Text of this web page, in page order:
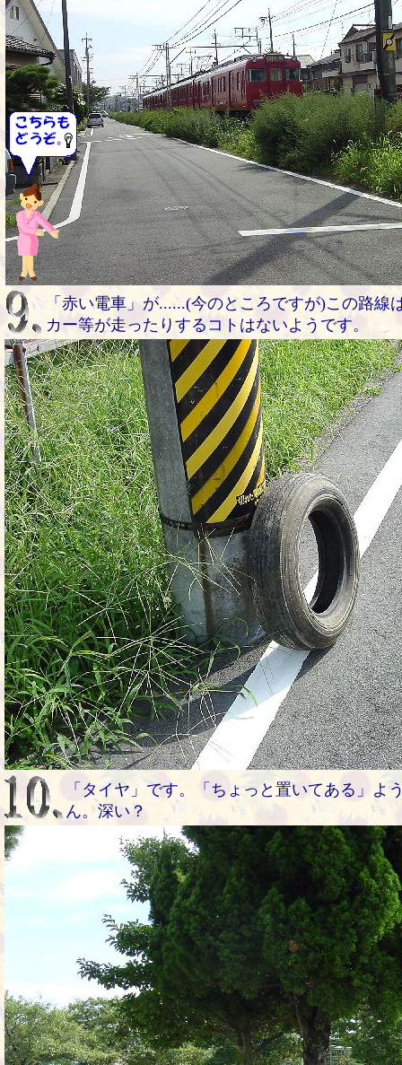
「赤い電車」が......(今のところですが)この路線
カー等が走ったりするコトはないようです。
「タイヤ」です。「ちょっと置いてある」よ
ん。深い？